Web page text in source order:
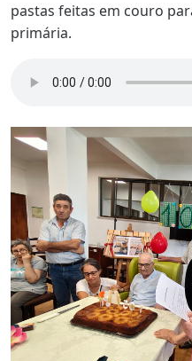
pastas feitas em couro
primária.